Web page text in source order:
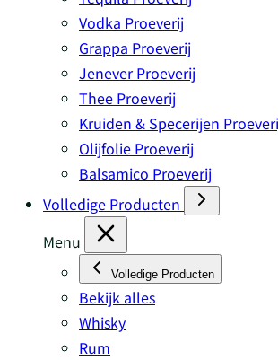
Vodka Proeverij
Grappa Proeverij
Jenever Proeverij
Thee Proeverij
Kruiden & Specerijen
Olijfolie Proeverij
Balsamico Proeverij
Volledige Producten
Menu
Volledige Producten
Bekijk alles
Whisky
Rum